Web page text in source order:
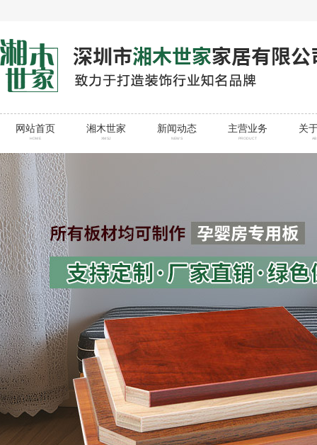
网站首页
HOME
湘木世家
XMSJ
新闻动态
NEWS
主营业务
PRODUCT
关